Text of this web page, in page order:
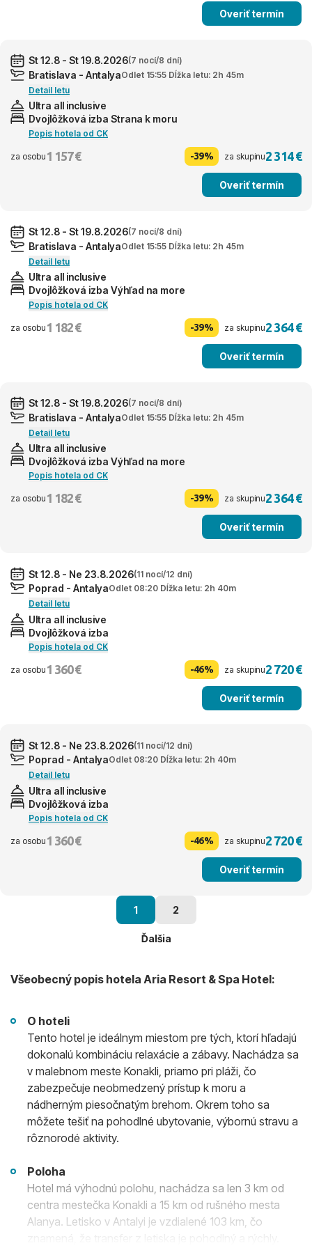
Overiť termín
St 12.8 - St 19.8.2026(7 nocí/8 dní)
Bratislava - AntalyaOdlet 15:55 Dĺžka letu: 2h 45m
Detail letu
Ultra all inclusive
Dvojlôžková izba Strana k moru
Popis hotela od CK
za osobu 1 157 € -39% za skupinu2 314 €
Overiť termín
St 12.8 - St 19.8.2026(7 nocí/8 dní)
Bratislava - AntalyaOdlet 15:55 Dĺžka letu: 2h 45m
Detail letu
Ultra all inclusive
Dvojlôžková izba Výhľad na more
Popis hotela od CK
za osobu 1 182 € -39% za skupinu2 364 €
Overiť termín
St 12.8 - St 19.8.2026(7 nocí/8 dní)
Bratislava - AntalyaOdlet 15:55 Dĺžka letu: 2h 45m
Detail letu
Ultra all inclusive
Dvojlôžková izba Výhľad na more
Popis hotela od CK
za osobu 1 182 € -39% za skupinu2 364 €
Overiť termín
St 12.8 - Ne 23.8.2026(11 nocí/12 dní)
Poprad - AntalyaOdlet 08:20 Dĺžka letu: 2h 40m
Detail letu
Ultra all inclusive
Dvojlôžková izba
Popis hotela od CK
za osobu 1 360 € -46% za skupinu2 720 €
Overiť termín
St 12.8 - Ne 23.8.2026(11 nocí/12 dní)
Poprad - AntalyaOdlet 08:20 Dĺžka letu: 2h 40m
Detail letu
Ultra all inclusive
Dvojlôžková izba
Popis hotela od CK
za osobu 1 360 € -46% za skupinu2 720 €
Overiť termín
1 2
Ďalšia
Všeobecný popis hotela Aria Resort & Spa Hotel:
O hoteli
Tento hotel je ideálnym miestom pre tých, ktorí hľadajú
dokonalú kombináciu relaxácie a zábavy. Nachádza sa
v malebnom meste Konakli, priamo pri pláži, čo
zabezpečuje neobmedzený prístup k moru a
nádherným piesočnatým brehom. Okrem toho sa
môžete tešiť na pohodlné ubytovanie, výbornú stravu a
rôznorodé aktivity.
Poloha
Hotel má výhodnú polohu, nachádza sa len 3 km od
centra mestečka Konakli a 15 km od rušného mesta
Alanya. Letisko v Antalyi je vzdialené 103 km, čo